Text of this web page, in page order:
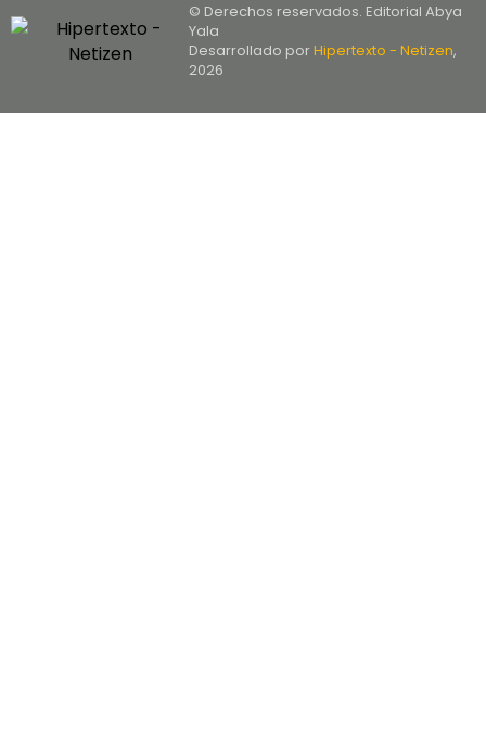
© Derechos reservados. Editorial Abya
Yala
Desarrollado porHipertexto - Netizen,
2026